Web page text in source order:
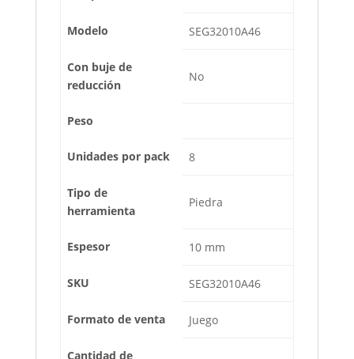
Modelo SEG32010A46
Con buje de
reducción
No
Peso
Unidades por pack 8
Tipo de
herramienta
Piedra
Espesor 10 mm
SKU SEG32010A46
Formato de venta Juego
Cantidad de